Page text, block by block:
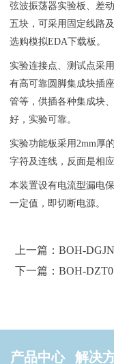
弦波振荡器实验板、差
五块，可采用固定线路
选购模拟EDA下载板。
实验连接点、测试点采
有高可靠圆脚集成块插
管等，供插各种集成块
好，实验可靠。
实验功能板采用2mm厚
字符及连线，反面是相
本装置设有电流型漏电
一定值，即切断电源。
上一篇：BOH-
下一篇：BOH-
产品中心 解决